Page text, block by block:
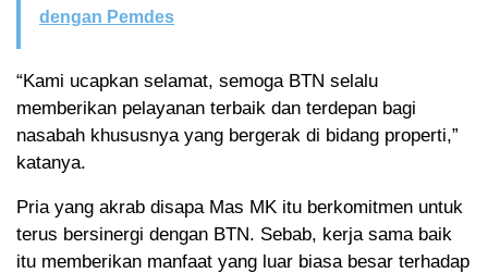
dengan Pemdes
“Kami ucapkan selamat, semoga BTN selalu
memberikan pelayanan terbaik dan terdepan bagi
nasabah khususnya yang bergerak di bidang properti,”
katanya.
Pria yang akrab disapa Mas MK itu berkomitmen untuk
terus bersinergi dengan BTN. Sebab, kerja sama baik
itu memberikan manfaat yang luar biasa besar terhadap